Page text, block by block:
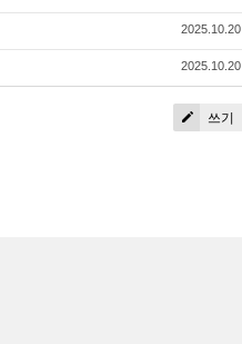
2025.10.20
2025.10.20
쓰기